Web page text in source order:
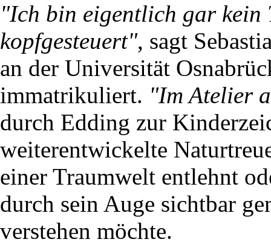
"Ich bin eigentlich gar kein
kopfgesteuert", sagt
an der Universität
immatrikuliert. "Im Atelier
durch Edding zur
weiterentwickelte
einer Traumwelt entlehnt
durch sein Auge sichtbar
verstehen möchte.